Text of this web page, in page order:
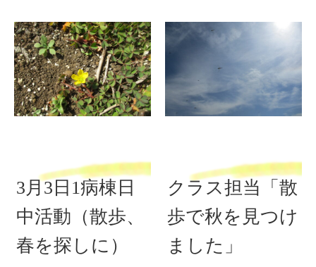
3月3日1病棟日
中活動（散歩、
春を探しに）
クラス担当「散
歩で秋を見つけ
ました」